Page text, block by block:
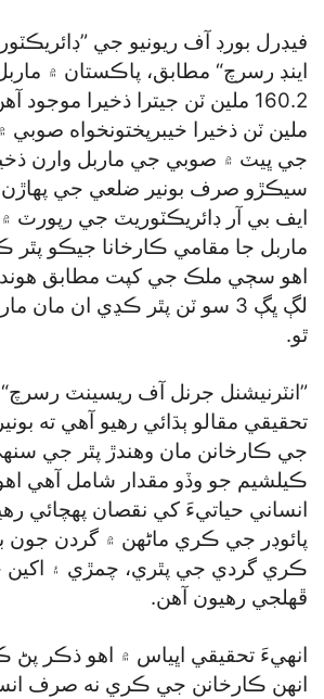
فيڊرل بورڊ آف ريونيو جي
اينڊ رسرچ“ مطابق، پاڪستان ۾
ملين ٽن ذخيرا خيبرپختونخواه
سيڪڙو صرف بونير ضلعي جي
ايف بي آر ڊائريڪٽوريٽ جي رپورٽ ۾
ماربل جا مقامي ڪارخانا جيڪو پٿر
اهو سڄي ملڪ جي کپت مطابق
لڳ ڀڳ 3 سو ٽن پٿر ڪڍي ان مان
ٿو.
”انٽرنيشنل جرنل آف ريسينٽ
تحقيقي مقالو ٻڌائي رهيو آهي ته
جي ڪارخانن مان وهندڙ پٿر جي
ڪيلشيم جو وڏو مقدار شامل آهي
انساني حياتيءَ کي نقصان پهچائي
پائوڊر جي ڪري ماڻهن ۾ گردن جون
ڪري گردي جي پٿري، چمڙي ۽ اکين
ڦهلجي رهيون آهن.
انهيءَ تحقيقي اڀياس ۾ اهو ذڪر پڻ
انهن ڪارخانن جي ڪري نه صرف